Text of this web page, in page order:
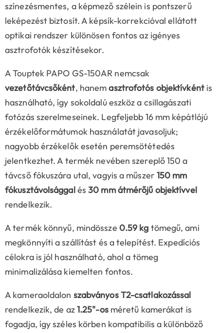
színezésmentes, a képmező szélein is pontszerű
leképezést biztosít. A képsík-korrekcióval ellátott
optikai rendszer különösen fontos az igényes
asztrofotók készítésekor.
A Touptek PAPO GS-150AR nemcsak
vezetőtávcsőként, hanemasztrofotós objektívkéntis
használható, így sokoldalú eszköz a csillagászati
fotózás szerelmeseinek. Legfeljebb 16 mm képátlójú
érzékelőformátumok használatát javasoljuk;
nagyobb érzékelők esetén peremsötétedés
jelentkezhet. A termék nevében szereplő 150 a
távcső fókuszára utal, vagyis a műszer 150 mm
fókusztávolsággalés30 mm átmérőjű objektívvel
rendelkezik.
A termék könnyű, mindössze 0.59 kg tömegű, ami
megkönnyíti a szállítást és a telepítést. Expedíciós
célokra is jól használható, ahol a tömeg
minimalizálása kiemelten fontos.
A kameraoldalon szabványos T2-csatlakozással
rendelkezik, de az1.25"-osméretű kamerákat is
fogadja, így széles körben kompatibilis a különböző